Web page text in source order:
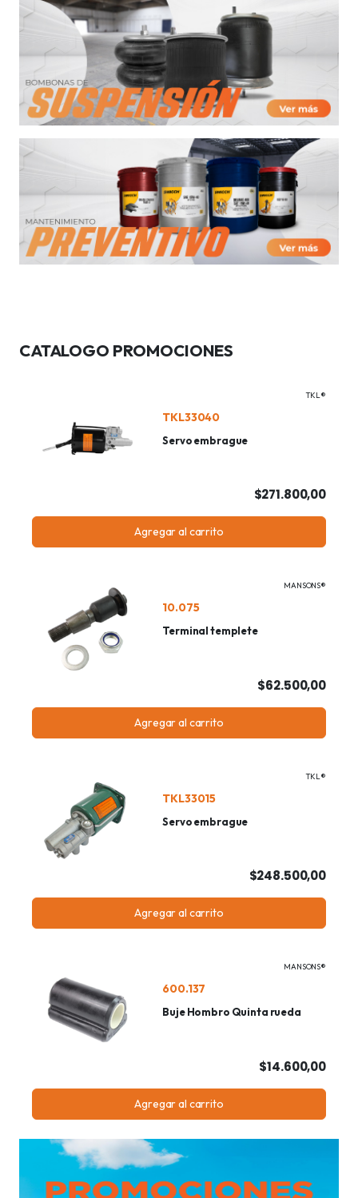
CATALOGO PROMOCIONES
TKL®
TKL33040
Servo embrague
$271.800,00
Agregar al carrito
MANSONS®
10.075
Terminal templete
$62.500,00
Agregar al carrito
TKL®
TKL33015
Servo embrague
$248.500,00
Agregar al carrito
MANSONS®
600.137
Buje Hombro Quinta rueda
$14.600,00
Agregar al carrito